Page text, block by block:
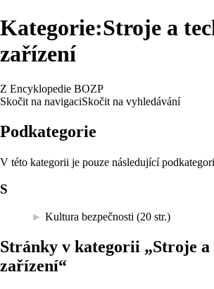
Kategorie:Stroje a
zařízení
Z Encyklopedie BOZP
Skočit na navigaciSkočit na vyhledávání
Podkategorie
V této kategorii je pouze následující
S
► Kultura bezpečnosti (20 str.)
Stránky v kategorii „Stroje a
zařízení“